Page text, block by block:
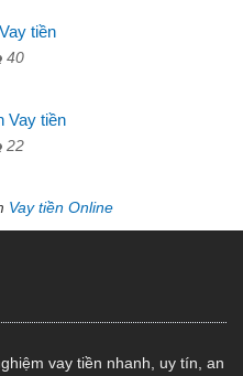
tiền
40
Vay tiền
22
Vay tiền Online
vay tiền nhanh, uy tín, an